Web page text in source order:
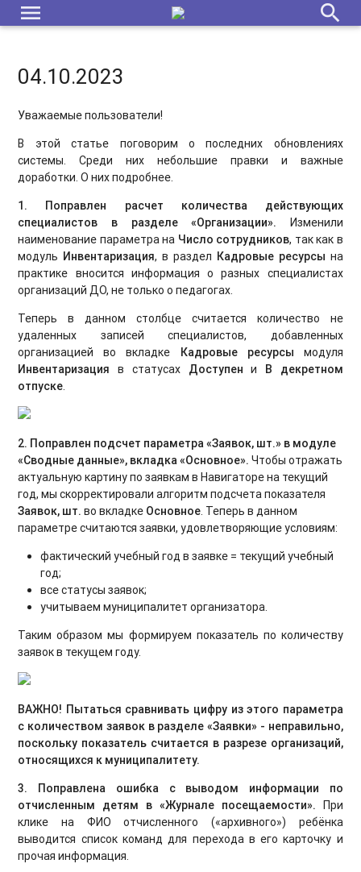
menu search
04.10.2023
Уважаемые пользователи!
В этой статье поговорим о последних обновлениях
системы. Среди них небольшие правки и важные
доработки. О них подробнее.
1. Поправлен расчет количества действующих
специалистов в разделе «Организации». Изменили
наименование параметра на Число сотрудников, так как в
модуль Инвентаризация, в раздел Кадровые ресурсы на
практике вносится информация о разных специалистах
организаций ДО, не только о педагогах.
Теперь в данном столбце считается количество не
удаленных записей специалистов, добавленных
организацией во вкладке Кадровые ресурсы модуля
Инвентаризация в статусах Доступен и В декретном
отпуске.
2. Поправлен подсчет параметра «Заявок, шт.» в модуле
«Сводные данные», вкладка «Основное».Чтобы отражать
актуальную картину по заявкам в Навигаторе на текущий
год, мы скорректировали алгоритм подсчета показателя
Заявок, шт. во вкладке Основное. Теперь в данном
параметре считаются заявки, удовлетворяющие условиям:
фактический учебный год в заявке = текущий учебный
год;
все статусы заявок;
учитываем муниципалитет организатора.
Таким образом мы формируем показатель по количеству
заявок в текущем году.
ВАЖНО! Пытаться сравнивать цифру из этого параметра
с количеством заявок в разделе«Заявки» - неправильно,
поскольку показатель считается в разрезе организаций,
относящихся к муниципалитету.
3. Поправлена ошибка с выводом информации по
отчисленным детям в «Журнале посещаемости». При
клике на ФИО отчисленного («архивного») ребёнка
выводится список команд для перехода в его карточку и
прочая информация.